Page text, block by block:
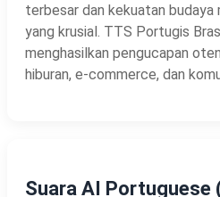
terbesar dan kekuatan budaya
yang krusial. TTS Portugis
menghasilkan pengucapan
hiburan, e-commerce, dan
Suara AI Portuguese